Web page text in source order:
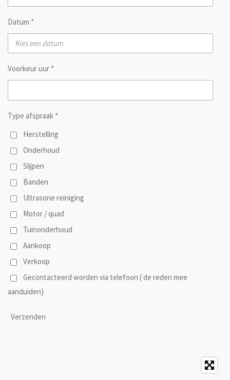
Datum *
Voorkeur uur *
Type afspraak *
Herstelling
Onderhoud
Slijpen
Banden
Ultrasone reiniging
Motor / quad
Tuinonderhoud
Aankoop
Verkoop
Gecontacteerd worden via telefoon ( de reden mee
aanduiden)
Verzenden